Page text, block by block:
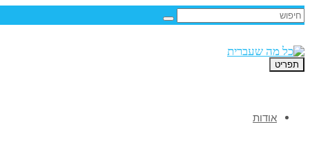
תפריט
אודות